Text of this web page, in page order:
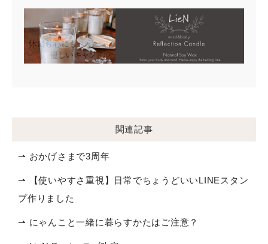
関連記事
⇀ おかげさまで3周年
⇀ 【使いやすさ重視】日常でちょうどいいLINEスタン
プ作りました
⇀ にゃんこと一緒に暮らすかたはご注意？